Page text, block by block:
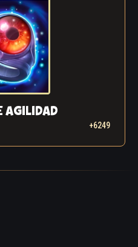
AGILIDAD
+6249